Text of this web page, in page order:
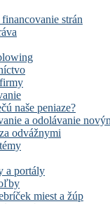
strán
naše peniaze?
a odolávanie
odvážnymi
a portály
miest a žúp